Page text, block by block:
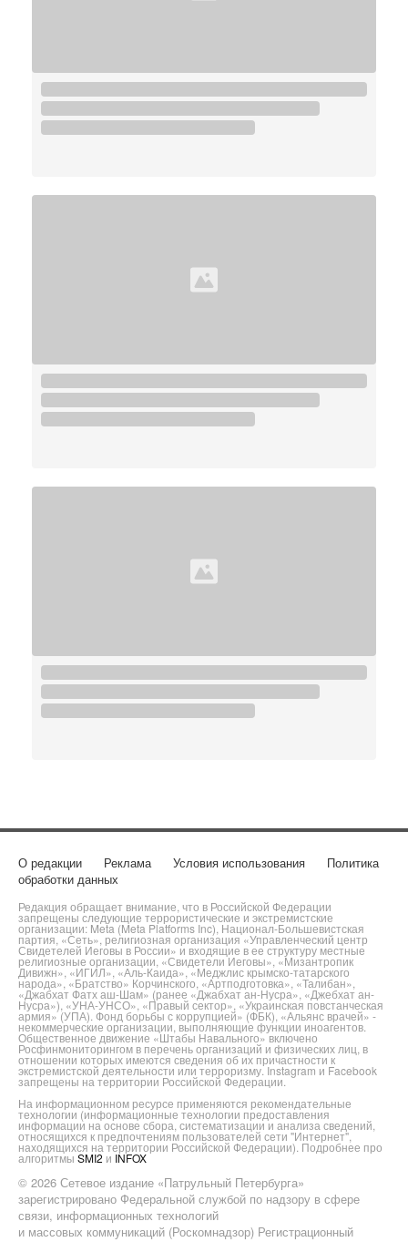
О редакции Реклама Условия использования
Политика
обработки данных
Редакция обращает внимание, что в Российской Федерации
запрещены следующие террористические и экстремистские
организации: Meta (Meta Platforms Inc), Национал-Большевистская
партия, «Сеть», религиозная организация «Управленческий центр
Свидетелей Иеговы в России» и входящие в ее структуру местные
религиозные организации, «Свидетели Иеговы», «Мизантропик
Дивижн», «ИГИЛ», «Аль-Каида», «Меджлис крымско-татарского
народа», «Братство» Корчинского, «Артподготовка», «Талибан»,
«Джабхат Фатх аш-Шам» (ранее «Джабхат ан-Нусра», «Джебхат ан-
Нусра»), «УНА-УНСО», «Правый сектор», «Украинская повстанческая
армия» (УПА). Фонд борьбы с коррупцией» (ФБК), «Альянс врачей» -
некоммерческие организации, выполняющие функции иноагентов.
Общественное движение «Штабы Навального» включено
Росфинмониторингом в перечень организаций и физических лиц, в
отношении которых имеются сведения об их причастности к
экстремистской деятельности или терроризму. Instagram и Facebook
запрещены на территории Российской Федерации.
На информационном ресурсе применяются рекомендательные
технологии (информационные технологии предоставления
информации на основе сбора, систематизации и анализа сведений,
относящихся к предпочтениям пользователей сети "Интернет",
находящихся на территории Российской Федерации). Подробнее про
алгоритмы SMI2 и INFOX
© 2026 Сетевое издание «Патрульный Петербурга»
зарегистрировано Федеральной службой по надзору в сфере
связи, информационных технологий
и массовых коммуникаций (Роскомнадзор) Регистрационный